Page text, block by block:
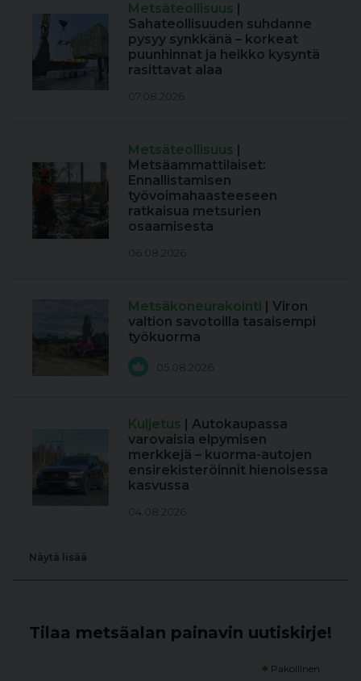
Metsäteollisuus |
Sahateollisuuden suhdanne
pysyy synkkänä – korkeat
puunhinnat ja heikko kysyntä
rasittavat alaa
07.08.2026
Metsäteollisuus |
Metsäammattilaiset:
Ennallistamisen
työvoimahaasteeseen
ratkaisua metsurien
osaamisesta
06.08.2026
Metsäkoneurakointi | Viron
valtion savotoilla tasaisempi
työkuorma
05.08.2026
Kuljetus | Autokaupassa
varovaisia elpymisen
merkkejä – kuorma-autojen
ensirekisteröinnit hienoisessa
kasvussa
04.08.2026
Näytä lisää
Tilaa metsäalan painavin uutiskirje!
* Pakollinen